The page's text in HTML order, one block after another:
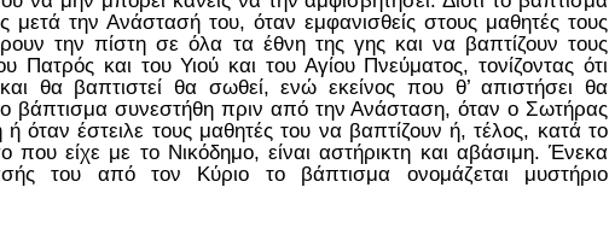
μετά την Ανάστασή του, όταν εμφανισθείς στους μαθητές τους
την πίστη σε όλα τα έθνη της γης και να βαπτίζουν τους
και του Υιού και του Αγίου Πνεύματος, τονίζοντας ότι
θα βαπτιστεί θα σωθεί, ενώ εκείνος που θ’ απιστήσει θα
βάπτισμα συνεστήθη πριν από την Ανάσταση, όταν ο Σωτήρας
όταν έστειλε τους μαθητές του να βαπτίζουν ή, τέλος, κατά το
που είχε με το Νικόδημο, είναι αστήρικτη και αβάσιμη. Ένεκα
του από τον Κύριο το βάπτισμα ονομάζεται μυστήριο